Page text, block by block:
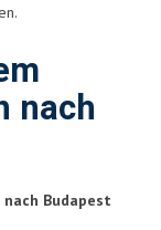
nach
Budapest